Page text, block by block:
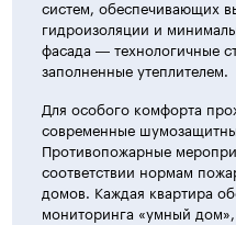
систем, обеспечивающих
гидроизоляции и
фасада — технологичные
заполненные утеплителем.
Для особого комфорта
современные
Противопожарные
соответствии нормам
домов. Каждая квартира
мониторинга «умный